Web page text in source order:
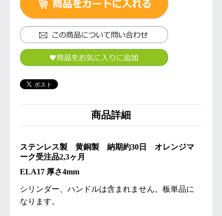
商品詳細
ステンレス製 黄銅製 納期約30日 オレンジマ
ーク受注品2,3ヶ月
ELA17 厚さ4mm
シリンダー、ハンドルは含まれません。板単品に
なります。